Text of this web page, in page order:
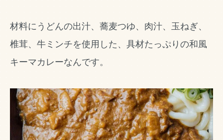
材料にうどんの出汁、蕎麦つゆ、肉汁、玉ねぎ、
椎茸、牛ミンチを使用した、具材たっぷりの和風
キーマカレーなんです。